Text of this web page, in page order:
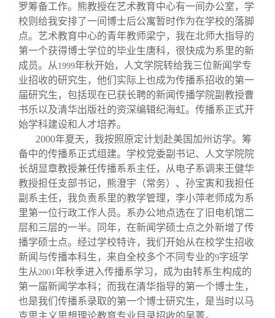
罗筹备工作。熊教授在艺术教育中心有一间办公室，学
校则给我安排了一间博士后公寓暂时作为在学校的落脚
点。艺术教育中心的青年教师梁宁，我在北师大指导的
第一个获得博士学位的毕业生唐科，很快成为系里的新
成员。从 1999年秋开始，人文学院转给我三位新闻学专
业招收的研究生，他们实际上也成为传播系招收的第一
届研究生，包括现在已获长聘的新闻传播学院副教授曹
书乐以及清华出版社的资深编辑纪海虹。传播系正式开
始学科建设和人才培养。
2000年夏天，我按照原定计划赴美国加州访学。筹
备中的传播系正式组建。学校党委副书记、人文学院院
长胡显章教授兼任传播系系主任，从电子系调来王健华
教授担任支部书记，熊澄宇（常务）、孙宝寅和我担任
副系主任，我负责系里的教学管理，李小萍老师成为系
里第一位行政工作人员。系办公地点选在了旧电机馆二
层和三层的一半。同年，在新闻学硕士点之外新增了传
播学硕士点。经过学校特许，我们开始从在校学生招收
新闻与传播本科生，来自全校多个不同专业的9字班学
生从 2001年秋季进入传播系学习，成为由转系生构成的
第一届新闻学本科；而我在清华指导的第一个博士生，
也是我们传播系录取的第一个博士研究生，是当时以马
克思主义思想理论教育专业目录招收的吴菁。